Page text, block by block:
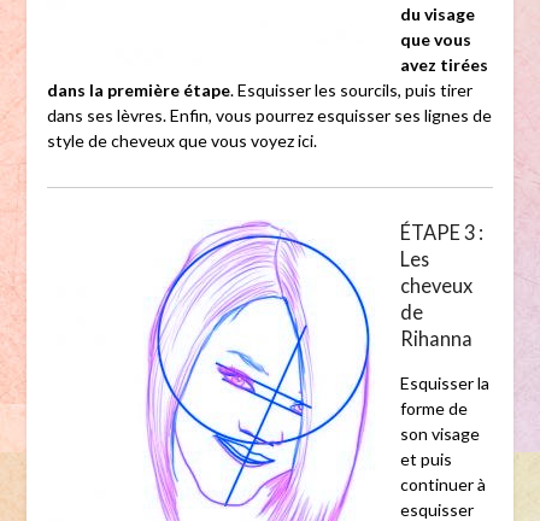
du visage
que vous
avez tirées
dans la première étape. Esquisser les sourcils, puis tirer
dans ses lèvres. Enfin, vous pourrez esquisser ses lignes de
style de cheveux que vous voyez ici.
ÉTAPE 3 :
Les
cheveux
de
Rihanna
Esquisser la
forme de
son visage
et puis
continuer à
esquisser